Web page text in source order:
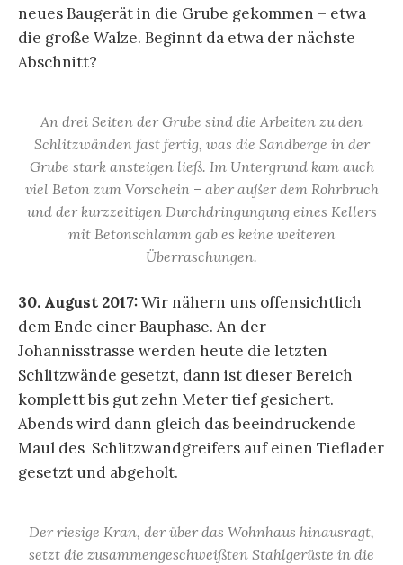
neues Baugerät in die Grube gekommen – etwa
die große Walze. Beginnt da etwa der nächste
Abschnitt?
An drei Seiten der Grube sind die Arbeiten zu den
Schlitzwänden fast fertig, was die Sandberge in der
Grube stark ansteigen ließ. Im Untergrund kam auch
viel Beton zum Vorschein – aber außer dem Rohrbruch
und der kurzzeitigen Durchdringungung eines Kellers
mit Betonschlamm gab es keine weiteren
Überraschungen.
30. August 2017:Wir nähern uns offensichtlich
dem Ende einer Bauphase. An der
Johannisstrasse werden heute die letzten
Schlitzwände gesetzt, dann ist dieser Bereich
komplett bis gut zehn Meter tief gesichert.
Abends wird dann gleich das beeindruckende
Maul des Schlitzwandgreifers auf einen Tieflader
gesetzt und abgeholt.
Der riesige Kran, der über das Wohnhaus hinausragt,
setzt die zusammengeschweißten Stahlgerüste in die